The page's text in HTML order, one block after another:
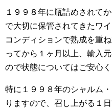
１９９８年に瓶詰めされて
で大切に保管されてきたワ
コンディションで熟成を重
ってから１ヶ月以上、輸入
ので状態についてはご安心く
特に１９９８年のシャルム
りますので、召し上がる１